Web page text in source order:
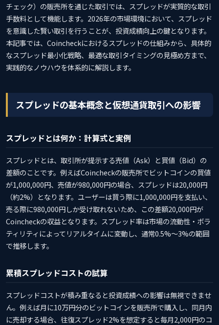
チェック）の販売所を通じた取引では、スプレッドが実質的な取引
手数料として機能します。2026年の市場環境において、スプレッド
を意識した賢い取引を行うことが、投資成績向上の鍵となります。
本記事では、Coincheckにおけるスプレッドの仕組みから、具体的
なスプレッド最小化戦略、最適な取引タイミングの見極め方まで、
実践的なノウハウを体系的に解説します。
スプレッドの基本概念と仮想通貨取引への影響
スプレッドとは何か：計算式と実例
スプレッドとは、取引所が提示する売値（Ask）と買値（Bid）の
差額のことです。例えばCoincheckの販売所でビットコインの買値
が1,000,000円、売値が980,000円の場合、スプレッドは20,000円
（約2%）となります。ユーザーは買う際に1,000,000円を支払い、
売る際に980,000円しか受け取れないため、この差額20,000円が
Coincheckの収益となります。スプレッド率は市場の流動性・ボラ
ティリティによってリアルタイムに変動し、通常0.5%〜3%の範囲
で推移します。
累積スプレッドコストの試算
スプレッドコストが積み重なると投資成績への影響は無視できませ
ん。例えば月に10万円分のビットコインを販売所で購入し、同月内
に売却する場合、往復スプレッド2%を想定すると毎月2,000円のコ